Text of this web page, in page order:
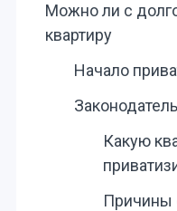
Можно ли с
квартиру
Начало
Какую
Причины